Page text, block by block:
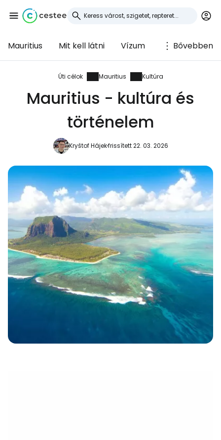
Mauritius Mit kell látni Vízum Bővebben
Úti célok Mauritius Kultúra
Mauritius - kultúra és
történelem
Kryštof Hájekfrissített 22. 03. 2026
Bejelentkezés a
Cestee-be
... az utazási közösség világszerte
Folytatás a Facebookkal
Folytassa e-mailben